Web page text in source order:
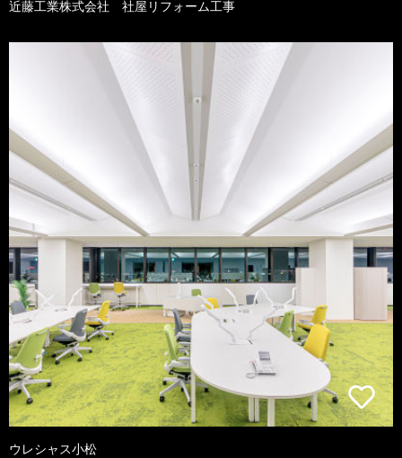
近藤工業株式会社 社屋リフォーム工事
ウレシャス小松